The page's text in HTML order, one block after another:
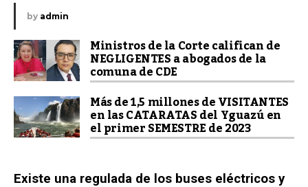
by admin
Ministros de la Corte califican de
NEGLIGENTES a abogados de la
comuna de CDE
Más de 1,5 millones de VISITANTES
en las CATARATAS del Yguazú en
el primer SEMESTRE de 2023
Existe una regulada de los buses eléctricos y